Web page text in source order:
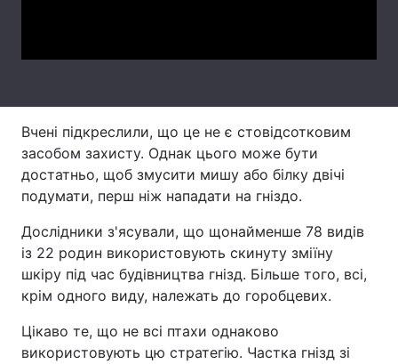
Вчені підкреслили, що це не є стовідсотковим
засобом захисту. Однак цього може бути
достатньо, щоб змусити мишу або білку двічі
подумати, перш ніж нападати на гніздо.
Дослідники з'ясували, що щонайменше 78 видів
із 22 родин використовують скинуту зміїну
шкіру під час будівництва гнізд. Більше того, всі,
крім одного виду, належать до горобцевих.
Цікаво те, що не всі птахи однаково
використовують цю стратегію. Частка гнізд зі